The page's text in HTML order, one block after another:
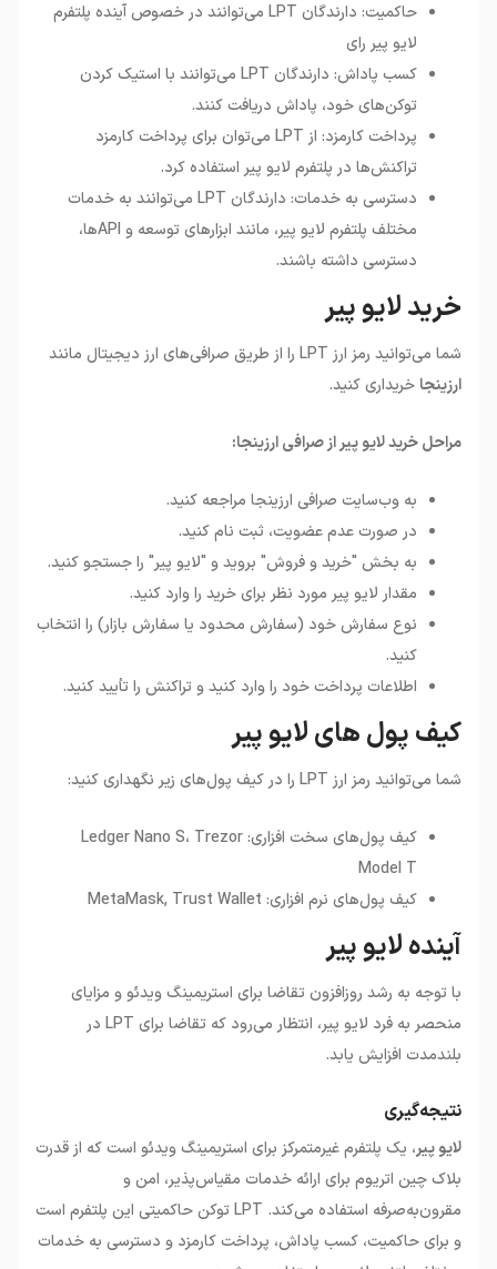
حاکمیت: دارندگان LPT می‌توانند در خصوص آینده پلتفرم
لایو پیر رای
کسب پاداش: دارندگان LPT می‌توانند با استیک کردن
توکن‌های خود، پاداش دریافت کنند.
پرداخت کارمزد: از LPT می‌توان برای پرداخت کارمزد
تراکنش‌ها در پلتفرم لایو پیر استفاده کرد.
دسترسی به خدمات: دارندگان LPT می‌توانند به خدمات
مختلف پلتفرم لایو پیر، مانند ابزارهای توسعه و APIها،
دسترسی داشته باشند.
خرید لایو پیر
شما می‌توانید رمز ارز
را از طریق صرافی‌های ارز دیجیتال مانند
ارزینجاخریداری کنید.
مراحل خرید لایو پیر از صرافی ارزینجا:
به وب‌سایت صرافی ارزینجا مراجعه کنید.
در صورت عدم عضویت، ثبت نام کنید.
به بخش "خرید و فروش" بروید و "لایو پیر" را جستجو کنید.
مقدار لایو پیر مورد نظر برای خرید را وارد کنید.
نوع سفارش خود (سفارش محدود یا سفارش بازار) را انتخاب
کنید.
اطلاعات پرداخت خود را وارد کنید و تراکنش را تأیید کنید.
کیف پول های لایو پیر
شما می‌توانید رمز ارز را در کیف پول‌های زیر نگهداری کنید:
کیف پول‌های سخت افزاری: Ledger Nano S، Trezor
Model T
کیف پول‌های نرم افزاری: MetaMask, Trust Wallet
آینده لایو پیر
با توجه به رشد روزافزون تقاضا برای استریمینگ ویدئو و مزایای
منحصر به فرد لایو پیر، انتظار می‌رود که تقاضا برای
در
بلندمدت افزایش یابد.
نتیجه‌گیری
لایو پیر، یک پلتفرم غیرمتمرکز برای استریمینگ ویدئو است که از قدرت
بلاک چین اتریوم برای ارائه خدمات مقیاس‌پذیر، امن و
مقرون‌به‌صرفه استفاده می‌کند. LPT
توکن حاکمیتی این پلتفرم است
و برای حاکمیت، کسب پاداش، پرداخت کارمزد و دسترسی به خدمات